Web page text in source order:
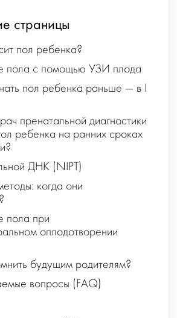
страницы
пол ребенка?
пола с помощью УЗИ плода
пол ребенка раньше — в I
пренатальной диагностики
ребенка на ранних сроках
ДНК (NIPT)
когда они
пола при
оплодотворении
будущим родителям?
вопросы (FAQ)